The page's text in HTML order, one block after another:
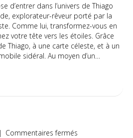
d’entrer dans l’univers de Thiago
explorateur-rêveur porté par la
Comme lui, transformez-vous en
votre tête vers les étoiles. Grâce
Thiago, à une carte céleste, et à un
sidéral. Au moyen d’un…
| Commentaires fermés